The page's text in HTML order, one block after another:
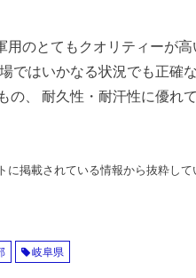
用のとてもクオリティーが
ではいかなる状況でも正確
の、 耐久性・耐汗性に優れ
掲載されている情報から抜粋して
岐阜県